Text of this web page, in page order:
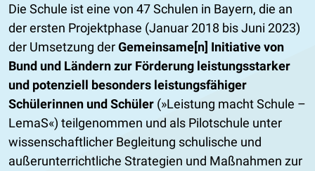
Die Schule ist eine von 47 Schulen in Bayern, die an
der ersten Projektphase (Januar 2018 bis Juni 2023)
der Umsetzung derGemeinsame[n] Initiative von
Bund und Ländern zur Förderung leistungsstarker
und potenziell besonders leistungsfähiger
Schülerinnen und Schüler (»Leistung macht Schule –
LemaS«) teilgenommen und als Pilotschule unter
wissenschaftlicher Begleitung schulische und
außerunterrichtliche Strategien und Maßnahmen zur